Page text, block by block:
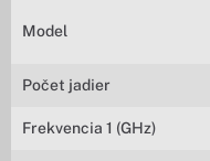
Model
Počet jadier
Frekvencia 1 (GHz)